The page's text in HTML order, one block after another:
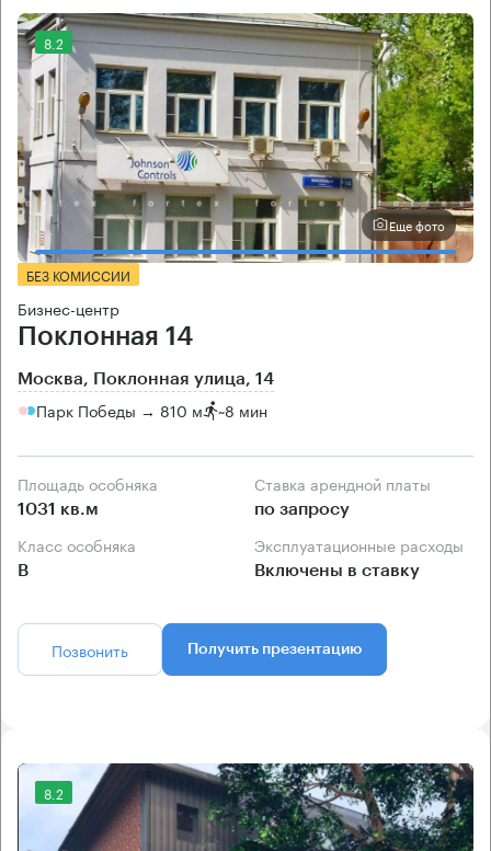
8.2
Еще фото
БЕЗ КОМИССИИ
Бизнес-центр
Поклонная 14
Москва, Поклонная улица, 14
Парк Победы → 810 м ~8 мин
Площадь особняка
1031 кв.м
Ставка арендной платы
по запросу
Класс особняка
B
Эксплуатационные расходы
Включены в ставку
Позвонить Получить презентацию
8.2